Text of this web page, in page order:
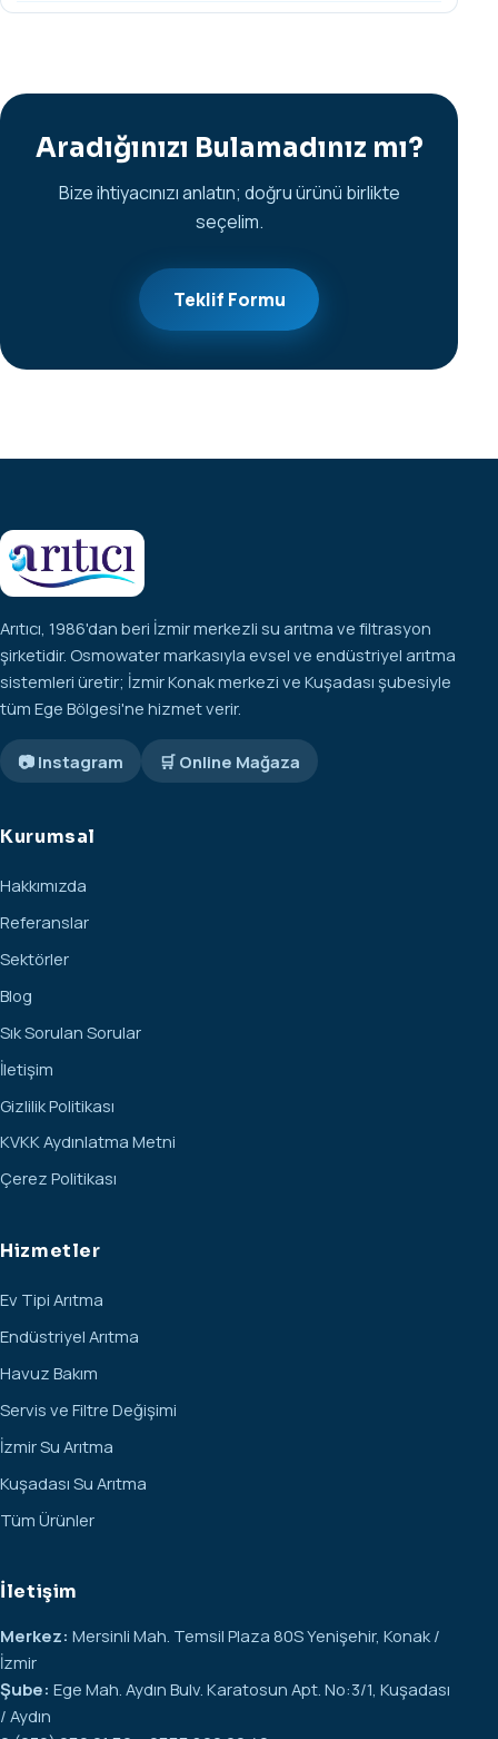
Aradığınızı Bulamadınız mı?
Bize ihtiyacınızı anlatın; doğru ürünü birlikte
seçelim.
Teklif Formu
Arıtıcı, 1986'dan beri İzmir merkezli su arıtma ve filtrasyon
şirketidir. Osmowater markasıyla evsel ve endüstriyel arıtma
sistemleri üretir; İzmir Konak merkezi ve Kuşadası şubesiyle
tüm Ege Bölgesi'ne hizmet verir.
📷 Instagram 🛒 Online Mağaza
Kurumsal
Hakkımızda
Referanslar
Sektörler
Blog
Sık Sorulan Sorular
İletişim
Gizlilik Politikası
KVKK Aydınlatma Metni
Çerez Politikası
Hizmetler
Ev Tipi Arıtma
Endüstriyel Arıtma
Havuz Bakım
Servis ve Filtre Değişimi
İzmir Su Arıtma
Kuşadası Su Arıtma
Tüm Ürünler
İletişim
Merkez: Mersinli Mah. Temsil Plaza 80S Yenişehir, Konak /
İzmir
Şube: Ege Mah. Aydın Bulv. Karatosun Apt. No:3/1, Kuşadası
/ Aydın